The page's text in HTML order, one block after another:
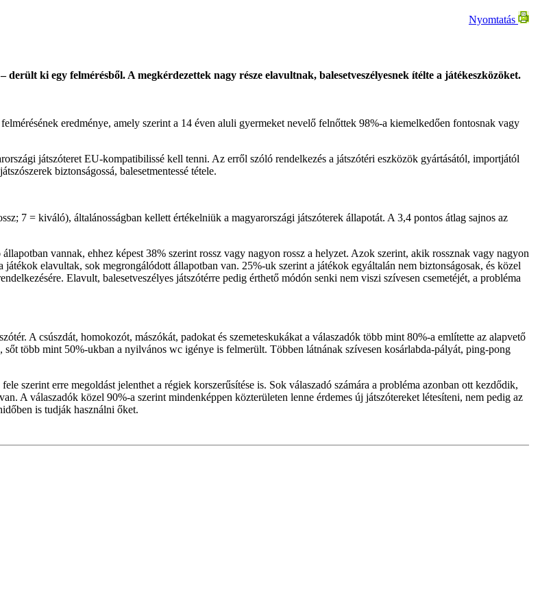
Nyomtatás
ki egy felmérésből. A megkérdezettek nagy része elavultnak, balesetveszélyesnek ítélte a játékeszközöket.
eredménye, amely szerint a 14 éven aluli gyermeket nevelő felnőttek 98%-a kiemelkedően fontosnak vagy
játszóteret EU-kompatibilissé kell tenni. Az erről szóló rendelkezés a játszótéri eszközök gyártásától, importjától
biztonságossá, balesetmentessé tétele.
7 = kiváló), általánosságban kellett értékelniük a magyarországi játszóterek állapotát. A 3,4 pontos átlag sajnos az
vannak, ehhez képest 38% szerint rossz vagy nagyon rossz a helyzet. Azok szerint, akik rossznak vagy nagyon
elavultak, sok megrongálódott állapotban van. 25%-uk szerint a játékok egyáltalán nem biztonságosak, és közel
Elavult, balesetveszélyes játszótérre pedig érthető módón senki nem viszi szívesen csemetéjét, a probléma
A csúszdát, homokozót, mászókát, padokat és szemeteskukákat a válaszadók több mint 80%-a említette az alapvető
több mint 50%-ukban a nyilvános wc igénye is felmerült. Többen látnának szívesen kosárlabda-pályát, ping-pong
szerint erre megoldást jelenthet a régiek korszerűsítése is. Sok válaszadó számára a probléma azonban ott kezdődik,
A válaszadók közel 90%-a szerint mindenképpen közterületen lenne érdemes új játszótereket létesíteni, nem pedig az
is tudják használni őket.